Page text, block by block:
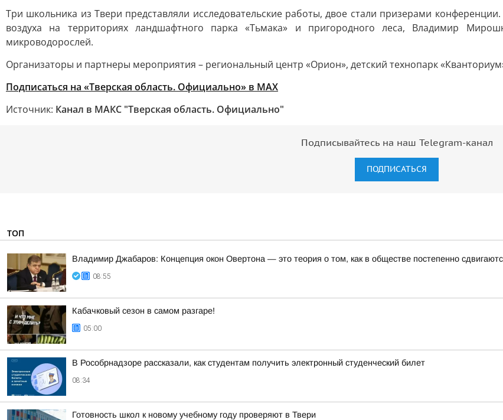
Три школьника из Твери представляли исследовательские работы, двое стали призерами
воздуха на территориях ландшафтного парка «Тьмака» и пригородного леса, Владимир
микроводорослей.
Организаторы и партнеры мероприятия – региональный центр «Орион», детский технопарк
Подписаться на «Тверская область. Официально» в МАХ
Источник: Канал в МАКС "Тверская область. Официально"
Подписывайтесь на наш Telegram-канал
ПОДПИСАТЬСЯ
ТОП
Владимир Джабаров: Концепция окон Овертона — это теория о том, как в обществе постепенно
08:55
Кабачковый сезон в самом разгаре!
05:00
В Рособрнадзоре рассказали, как студентам получить электронный студенческий билет
08:34
Готовность школ к новому учебному году проверяют в Твери